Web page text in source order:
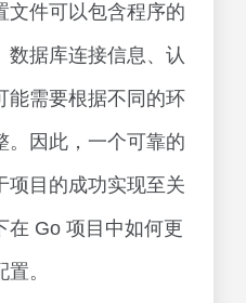
文件可以包含程序的
数据库连接信息、认
能需要根据不同的环
。因此，一个可靠的
项目的成功实现至关
在 Go 项目中如何更
。